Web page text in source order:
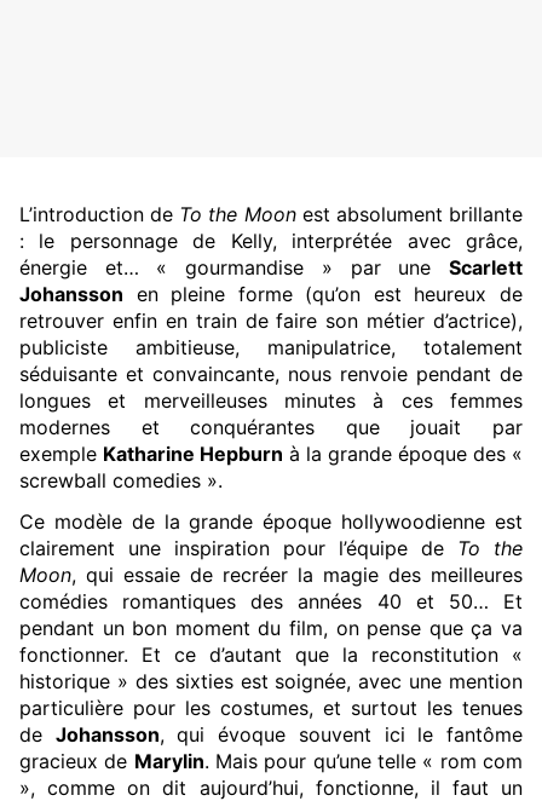
L’introduction de To the Moon est absolument brillante
: le personnage de Kelly, interprétée avec grâce,
énergie et… « gourmandise » par une
Scarlett
Johansson en pleine forme (qu’on est heureux de
retrouver enfin en train de faire son métier d’actrice),
publiciste ambitieuse, manipulatrice, totalement
séduisante et convaincante, nous renvoie pendant de
longues et merveilleuses minutes à ces femmes
modernes et conquérantes que jouait par
exemple Katharine Hepburn à la grande époque des «
screwball comedies ».
Ce modèle de la grande époque hollywoodienne est
clairement une inspiration pour l’équipe de To the
Moon, qui essaie de recréer la magie des meilleures
comédies romantiques des années 40 et 50… Et
pendant un bon moment du film, on pense que ça va
fonctionner. Et ce d’autant que la reconstitution «
historique » des sixties est soignée, avec une mention
particulière pour les costumes, et surtout les tenues
de Johansson, qui évoque souvent ici le fantôme
gracieux de Marylin. Mais pour qu’une telle « rom com
», comme on dit aujourd’hui, fonctionne, il faut un